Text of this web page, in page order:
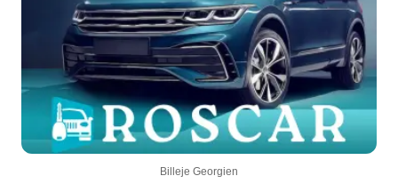
Billeje Georgien